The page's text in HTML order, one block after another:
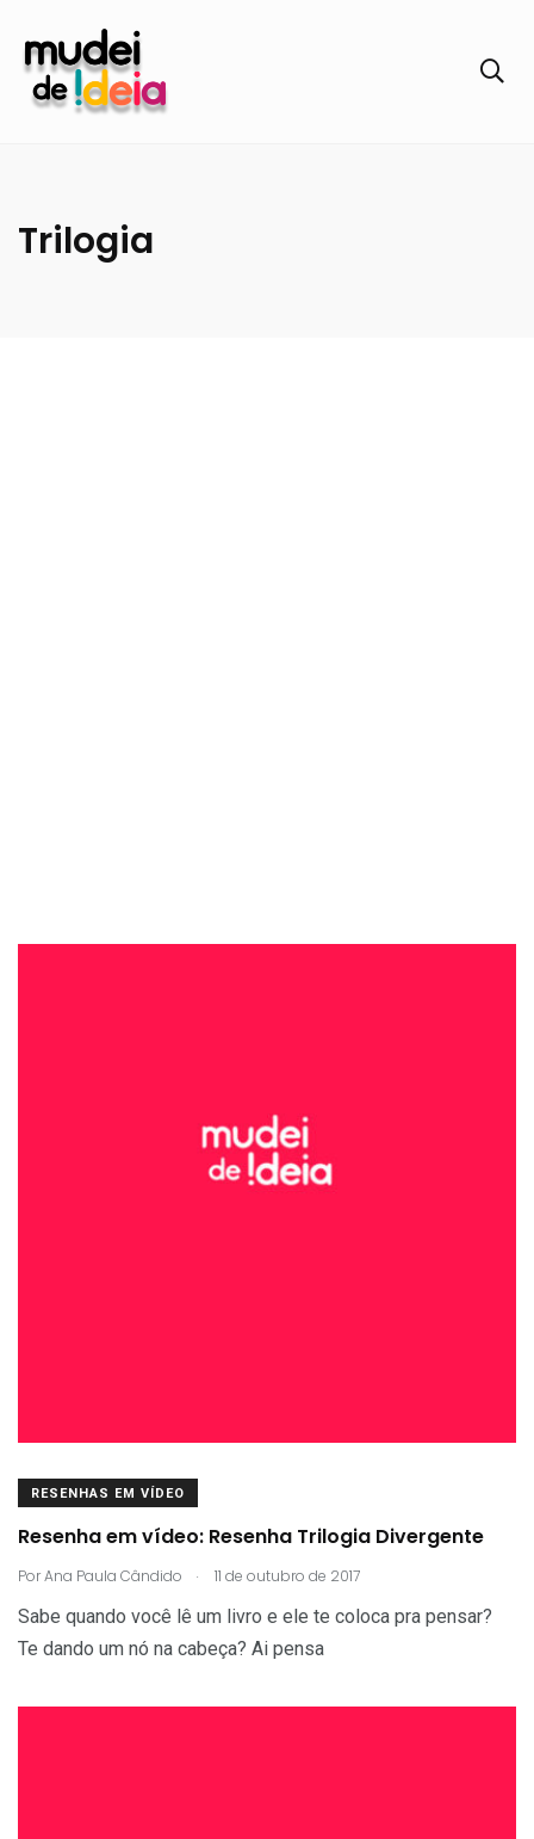
Trilogia
RESENHAS EM VÍDEO
Resenha em vídeo: Resenha Trilogia Divergente
PorAna Paula Cândido . 11 de outubro de 2017
Sabe quando você lê um livro e ele te coloca pra pensar?
Te dando um nó na cabeça? Ai pensa